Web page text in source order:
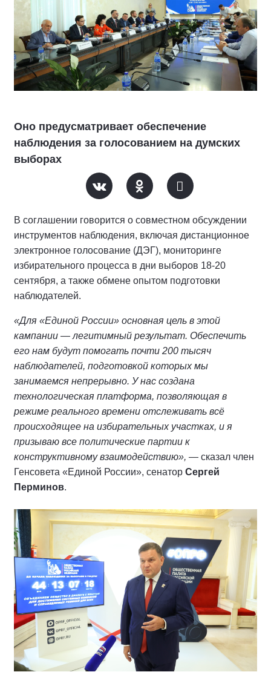
Оно предусматривает обеспечение
наблюдения за голосованием на думских
выборах
В соглашении говорится о совместном обсуждении
инструментов наблюдения, включая дистанционное
электронное голосование (ДЭГ), мониторинге
избирательного процесса в дни выборов 18-20
сентября, а также обмене опытом подготовки
наблюдателей.
«Для «Единой России» основная цель в этой
кампании — легитимный результат. Обеспечить
его нам будут помогать почти 200 тысяч
наблюдателей, подготовкой которых мы
занимаемся непрерывно. У нас создана
технологическая платформа, позволяющая в
режиме реального времени отслеживать всё
происходящее на избирательных участках, и я
призываю все политические партии к
конструктивному взаимодействию», — сказал член
Генсовета «Единой России», сенатор Сергей
Перминов.